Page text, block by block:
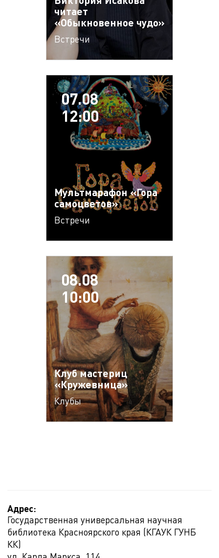
читает
«Обыкновенное чудо»
Встречи
07.08
12:00
Мультмарафон «Гора
самоцветов»
Встречи
08.08
10:00
Клуб мастериц
«Кружевница»
Клубы
Адрес:
Государственная универсальная научная
библиотека Красноярского края (КГАУК ГУНБ
КК)